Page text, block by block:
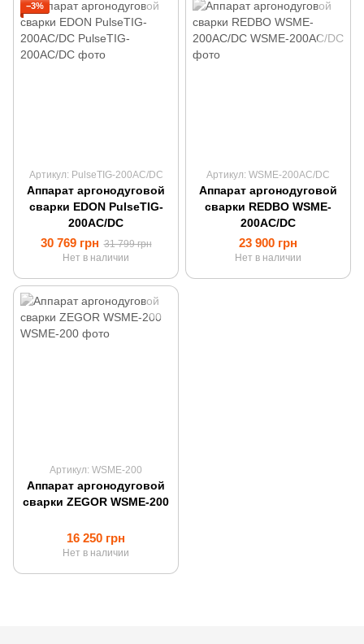
−3%
Артикул: PulseTIG-200AC/DC
Аппарат аргонодуговой
сварки EDON PulseTIG-
200AC/DC
30 769 грн 31 799 грн
Нет в наличии
Артикул: WSME-200AC/DC
Аппарат аргонодуговой
сварки REDBO WSME-
200AC/DC
23 900 грн
Нет в наличии
Артикул: WSME-200
Аппарат аргонодуговой
сварки ZEGOR WSME-200
16 250 грн
Нет в наличии